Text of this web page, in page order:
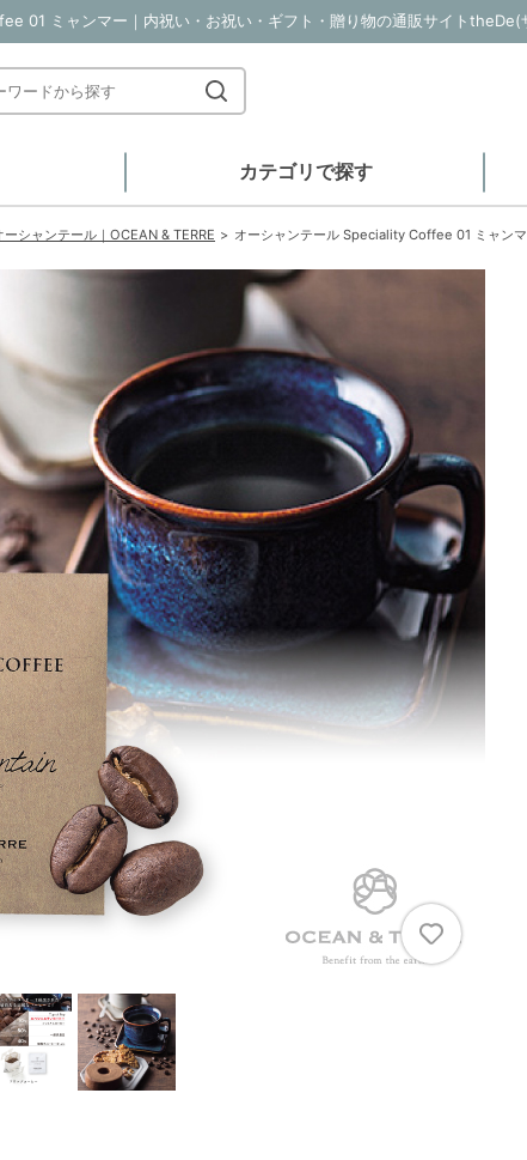
01 ミャンマー｜内祝い・お祝い・ギフト・贈り物の通販サイトtheDe(
カテゴリで探す
ーシャンテール｜OCEAN & TERRE オーシャンテール Speciality Coffee 01 ミャン